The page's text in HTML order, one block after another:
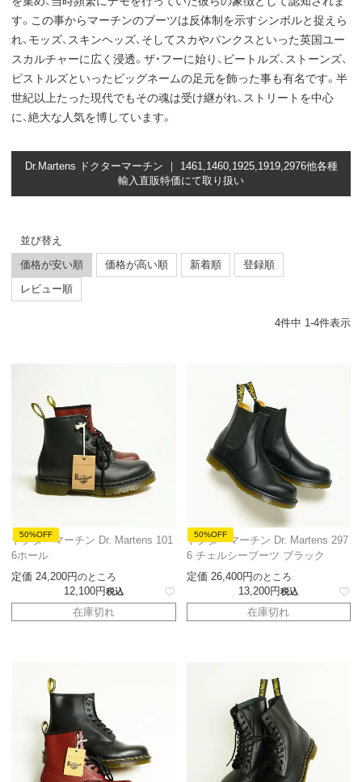
す。この事からマーチンのブーツは反体制を示すシンボルと捉えら
れ、モッズ、スキンヘッズ、そしてスカやパンクスといった英国ユー
スカルチャーに広く浸透。ザ・フーに始り、ビートルズ、ストーンズ、
ピストルズといったビッグネームの足元を飾った事も有名です。半
世紀以上たった現代でもその魂は受け継がれ、ストリートを中心
に、絶大な人気を博しています。
Dr.Martens ドクターマーチン ｜ 1461,1460,1925,1919,2976他各種
輸入直販特価にて取り扱い
並び替え
価格が安い順
価格が高い順 新着順
登録順
レビュー順
4件中 1-4件表示
50%OFF
ドクターマーチン Dr. Martens 101
6ホール
定価 24,200 のところ
12,100 税込
在庫切れ
50%OFF
ドクターマーチン Dr. Martens 297
6 チェルシーブーツ ブラック
定価 26,400 のところ
13,200 税込
在庫切れ